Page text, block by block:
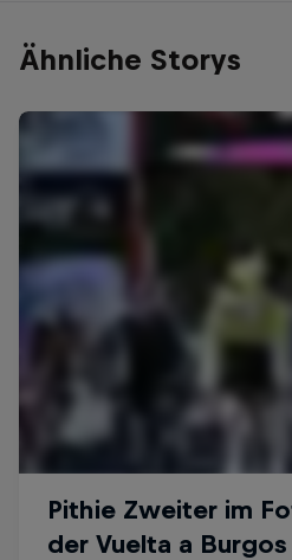
Ähnliche Storys